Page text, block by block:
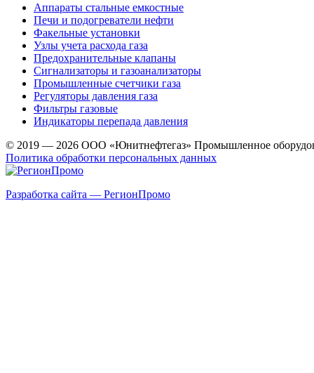
Аппараты стальные емкостные
Печи и подогреватели нефти
Факельные установки
Узлы учета расхода газа
Предохранительные клапаны
Сигнализаторы и газоанализаторы
Промышленные счетчики газа
Регуляторы давления газа
Фильтры газовые
Индикаторы перепада давления
© 2019 — 2026 ООО «Юнитнефтегаз» Промышленное
Политика обработки персональных данных
Разработка сайта — РегионПромо